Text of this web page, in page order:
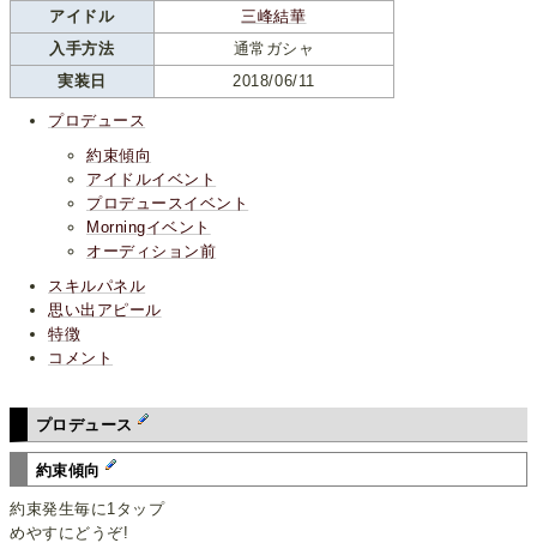
アイドル
三峰結華
入手方法
通常ガシャ
実装日
2018/06/11
プロデュース
約束傾向
アイドルイベント
プロデュースイベント
Morningイベント
オーディション前
スキルパネル
思い出アピール
特徴
コメント
プロデュース
約束傾向
約束発生毎に1タップ
めやすにどうぞ!